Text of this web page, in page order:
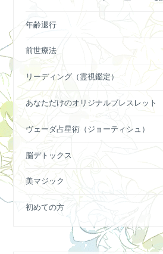
ョ
ン
年齢退行
前世療法
リーディング（霊視鑑定）
あなただけのオリジナルブレスレット
ヴェーダ占星術（ジョーティシュ）
脳デトックス
美マジック
初めての方